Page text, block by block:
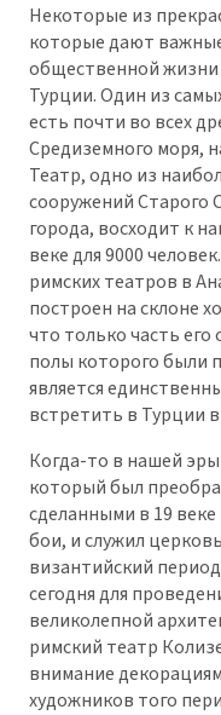
Некоторые из
которые дают
общественной жизни
Турции. Один из
есть почти во всех
Средиземного моря,
Театр, одно из
сооружений Старого
города, восходит к
веке для 9000
римских театров в
построен на склоне
что только часть его
полы которого были
является
встретить в Турции
Когда-то в нашей
который был
сделанными в 19
бои, и служил
византийский
сегодня для
великолепной
римский театр
внимание
художников того